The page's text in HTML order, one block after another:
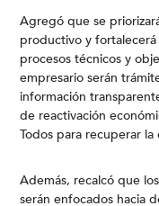
Agregó que se
productivo y
procesos técnicos y
empresario serán
información
de reactivación
Todos para recuperar
Además, recalcó que
serán enfocados hacia